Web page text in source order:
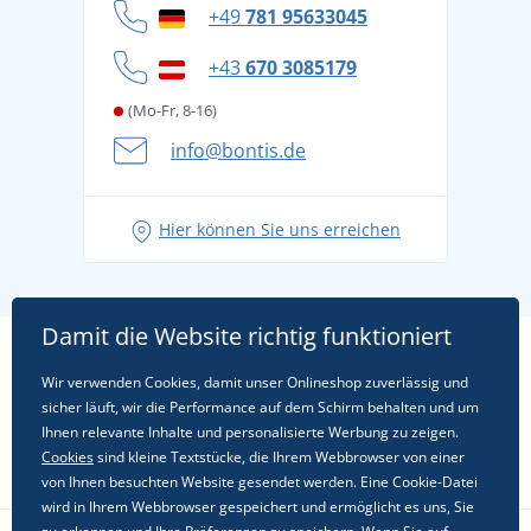
Datenschutz
Cookie-Richtlinie
+49781 95633045
+43670 3085179
(Mo-Fr, 8-16)
info@bontis.de
Hier können Sie uns erreichen
Damit die Website richtig funktioniert
Wir verwenden Cookies, damit unser Onlineshop zuverlässig und
sicher läuft, wir die Performance auf dem Schirm behalten und um
Ihnen relevante Inhalte und personalisierte Werbung zu zeigen.
Cookiessind kleine Textstücke, die Ihrem Webbrowser von einer
von Ihnen besuchten Website gesendet werden. Eine Cookie-Datei
wird in Ihrem Webbrowser gespeichert und ermöglicht es uns, Sie